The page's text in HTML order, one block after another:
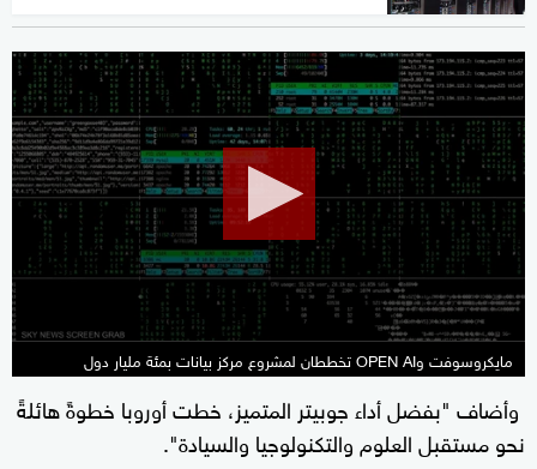
0
seconds
of
2
minutes,
seconds
مايكروسوفت وOPEN AI تخططان لمشروع مركز بيانات بمئة مليار دول
وأضاف "بفضل أداء جوبيتر المتميز، خطت أوروبا خطوةً هائلةً
نحو مستقبل العلوم والتكنولوجيا والسيادة".